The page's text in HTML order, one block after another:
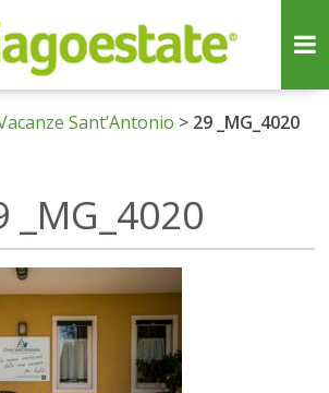
Sant’Antonio > 29 _MG_4020
_MG_4020